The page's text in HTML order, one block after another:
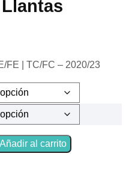
FE | TC/FC – 2020/23
Añadir al carrito